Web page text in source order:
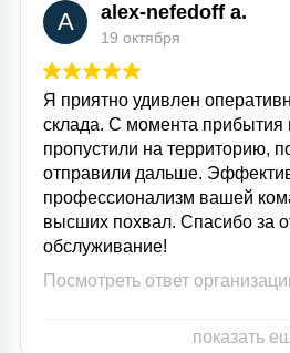
A alex-nefedoff a.
19 октября
Я приятно удивлен
склада. С момента прибытия
пропустили на территорию,
отправили дальше.
профессионализм вашей
высших похвал. Спасибо за
обслуживание!
Посмотреть ответ
показать